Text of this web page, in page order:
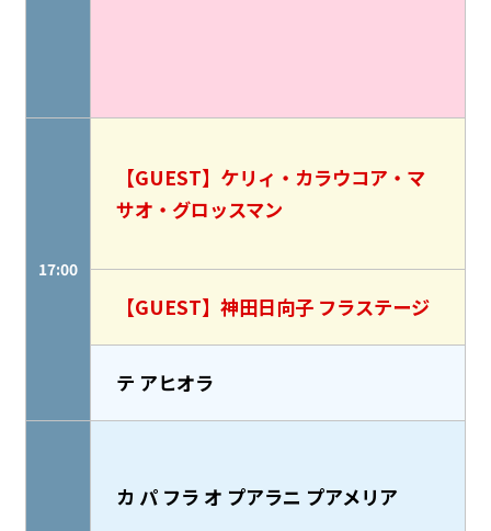
17:00
【GUEST】ケリィ・カラウコア・マ
サオ・グロッスマン
【GUEST】神田日向子 フラステージ
テ アヒオラ
カ パ フラ オ プアラニ プアメリア